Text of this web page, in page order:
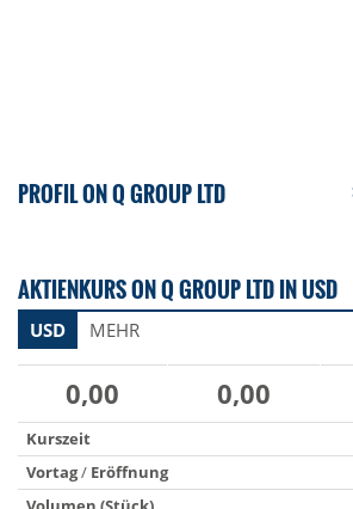
PROFIL ON Q GROUP LTD
AKTIENKURS ON Q GROUP LTD IN USD
USD MEHR
0,00 0,00
Kurszeit
Vortag/ Eröffnung